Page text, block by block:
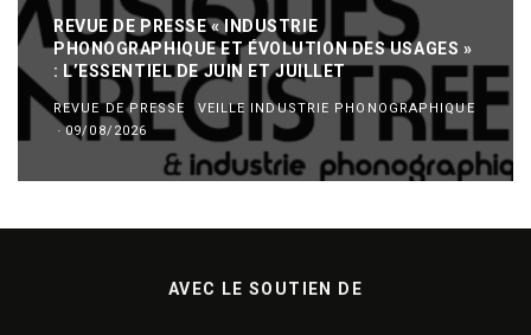
REVUE DE PRESSE « INDUSTRIE
PHONOGRAPHIQUE ET ÉVOLUTION DES USAGES »
: L’ESSENTIEL DE JUIN ET JUILLET
REVUE DE PRESSE
VEILLE INDUSTRIE PHONOGRAPHIQUE
· 09/08/2026
AVEC LE SOUTIEN DE